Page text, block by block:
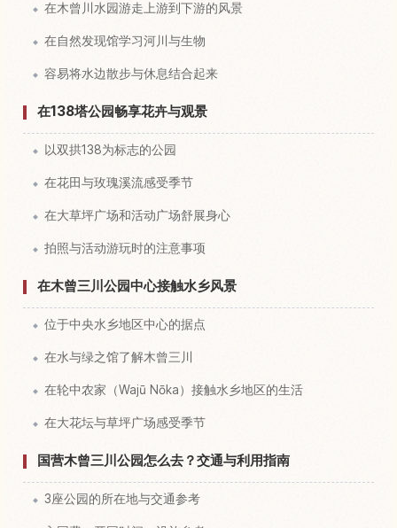
在木曾川水园游走上游到下游的风景
在自然发现馆学习河川与生物
容易将水边散步与休息结合起来
在138塔公园畅享花卉与观景
以双拱138为标志的公园
在花田与玫瑰溪流感受季节
在大草坪广场和活动广场舒展身心
拍照与活动游玩时的注意事项
在木曾三川公园中心接触水乡风景
位于中央水乡地区中心的据点
在水与绿之馆了解木曾三川
在轮中农家（Wajū Nōka）接触水乡地区的生活
在大花坛与草坪广场感受季节
国营木曾三川公园怎么去？交通与利用指南
3座公园的所在地与交通参考